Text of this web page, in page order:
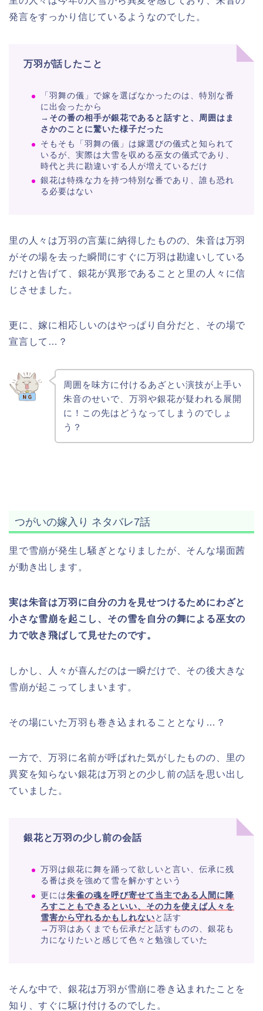
発言をすっかり信じているようなのでした。
万羽が話したこと
「羽舞の儀」で嫁を選ばなかったのは、特別な番
に出会ったから
→ その番の相手が銀花であると話すと、周囲はま
さかのことに驚いた様子だった
そもそも「羽舞の儀」は嫁選びの儀式と知られて
いるが、実際は大雪を収める巫女の儀式であり、
時代と共に勘違いする人が増えているだけ
銀花は特殊な力を持つ特別な番であり、誰も恐れ
る必要はない
里の人々は万羽の言葉に納得したものの、朱音は万羽
がその場を去った瞬間にすぐに万羽は勘違いしている
だけと告げて、銀花が異形であることと里の人々に信
じさせました。
更に、嫁に相応しいのはやっぱり自分だと、その場で
宣言して…？
周囲を味方に付けるあざとい演技が上手い
朱音のせいで、万羽や銀花が疑われる展開
に！この先はどうなってしまうのでしょ
う？
つがいの嫁入り ネタバレ7話
里で雪崩が発生し騒ぎとなりましたが、そんな場面茜
が動き出します。
実は朱音は万羽に自分の力を見せつけるためにわざと
小さな雪崩を起こし、その雪を自分の舞による巫女の
力で吹き飛ばして見せたのです。
しかし、人々が喜んだのは一瞬だけで、その後大きな
雪崩が起こってしまいます。
その場にいた万羽も巻き込まれることとなり…？
一方で、万羽に名前が呼ばれた気がしたものの、里の
異変を知らない銀花は万羽との少し前の話を思い出し
ていました。
銀花と万羽の少し前の会話
万羽は銀花に舞を踊って欲しいと言い、伝承に残
る番は炎を強めて雪を解かすという
更には朱雀の魂を呼び寄せて当主である人間に降
ろすこともできるといい、その力を使えば人々を
雪害から守れるかもしれないと話す
→万羽はあくまでも伝承だと話すものの、銀花も
力になりたいと感じて色々と勉強していた
そんな中で、銀花は万羽が雪崩に巻き込まれたことを
知り、すぐに駆け付けるのでした。